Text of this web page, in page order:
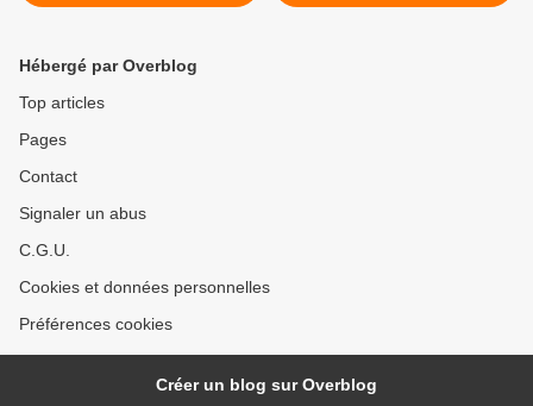
Hébergé par Overblog
Top articles
Pages
Contact
Signaler un abus
C.G.U.
Cookies et données personnelles
Préférences cookies
Créer un blog sur Overblog